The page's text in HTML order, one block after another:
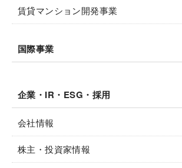
賃貸マンション開発事業
国際事業
企業・IR・ESG・採用
会社情報
株主・投資家情報